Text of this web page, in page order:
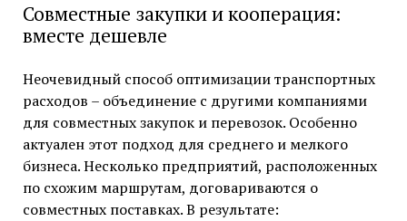
Совместные закупки и кооперация:
вместе дешевле
Неочевидный способ оптимизации транспортных
расходов – объединение с другими компаниями
для совместных закупок и перевозок. Особенно
актуален этот подход для среднего и мелкого
бизнеса. Несколько предприятий, расположенных
по схожим маршрутам, договариваются о
совместных поставках. В результате: